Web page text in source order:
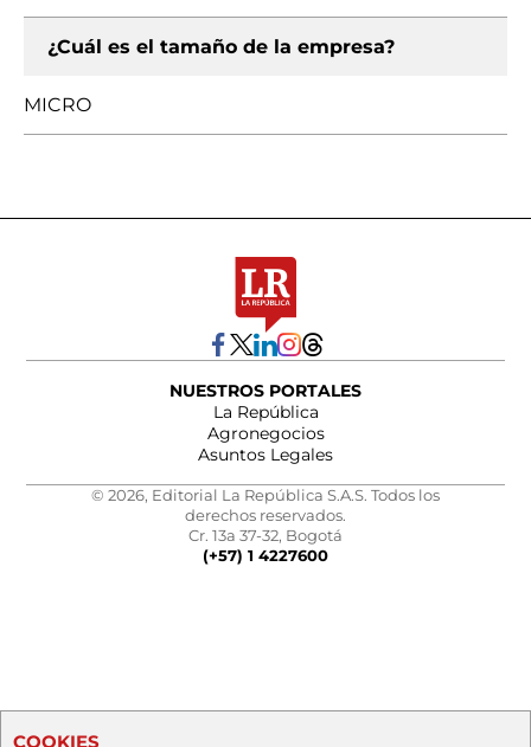
¿Cuál es el tamaño de la empresa?
MICRO
NUESTROS PORTALES
La República
Agronegocios
Asuntos Legales
© 2026, Editorial La República S.A.S. Todos los
derechos reservados.
Cr. 13a 37-32, Bogotá
(+57) 1 4227600
COOKIES